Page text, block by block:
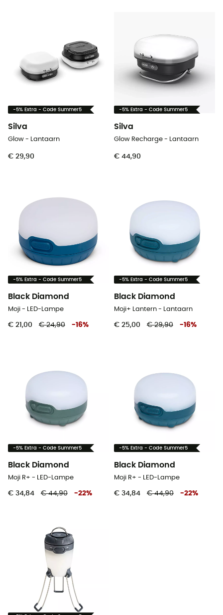
-5% Extra - Code Summer5
Silva
Glow - Lantaarn
€ 29,90
-5% Extra - Code Summer5
Silva
Glow Recharge - Lantaarn
€ 44,90
-5% Extra - Code Summer5
Black Diamond
Moji - LED-Lampe
€ 21,00 € 24,90 -16%
-5% Extra - Code Summer5
Black Diamond
Moji+ Lantern - Lantaarn
€ 25,00 € 29,90 -16%
-5% Extra - Code Summer5
Black Diamond
Moji R+ - LED-Lampe
€ 34,84 € 44,90 -22%
-5% Extra - Code Summer5
Black Diamond
Moji R+ - LED-Lampe
€ 34,84 € 44,90 -22%